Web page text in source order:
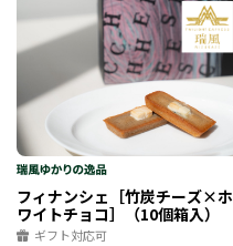
フィナンシェ［竹炭チーズ×ホ
ワイトチョコ］（10個箱入）
ギフト対応可